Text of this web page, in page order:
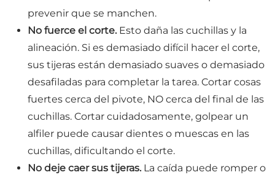
prevenir que se manchen.
No fuerce el corte. Esto daña las cuchillas y la
alineación. Si es demasiado difícil hacer el corte,
sus tijeras están demasiado suaves o demasiado
desafiladas para completar la tarea. Cortar cosas
fuertes cerca del pivote, NO cerca del final de las
cuchillas. Cortar cuidadosamente, golpear un
alfiler puede causar dientes o muescas en las
cuchillas, dificultando el corte.
No deje caer sus tijeras. La caída puede romper o